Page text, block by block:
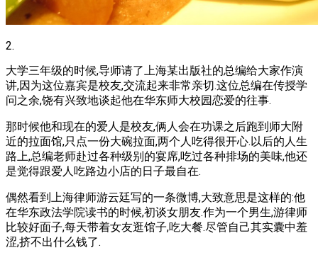
2.
大学三年级的时候,导师请了上海某出版社的总编给大家作演
讲,因为这位嘉宾是校友,交流起来非常亲切.这位总编在传授学
问之余,饶有兴致地谈起他在华东师大校园恋爱的往事.
那时候他和现在的爱人是校友,俩人会在功课之后跑到师大附
近的拉面馆,只点一份大碗拉面,两个人吃得很开心.以后的人生
路上,总编老师赴过各种级别的宴席,吃过各种排场的美味,他还
是觉得跟爱人吃路边小店的日子最自在.
偶然看到上海律师游云廷写的一条微博,大致意思是这样的:他
在华东政法学院读书的时候,初谈女朋友.作为一个男生,游律师
比较好面子,每天带着女友逛馆子,吃大餐.尽管自己其实囊中羞
涩,挤不出什么钱了.